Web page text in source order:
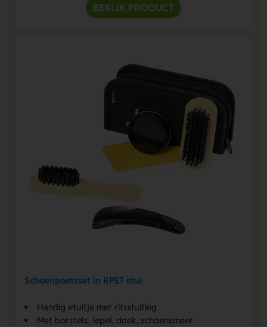
BEKIJK PRODUCT
Schoenpoetsset in RPET etui
Handig etuitje met ritssluiting
Met borstels, lepel, doek, schoensmeer